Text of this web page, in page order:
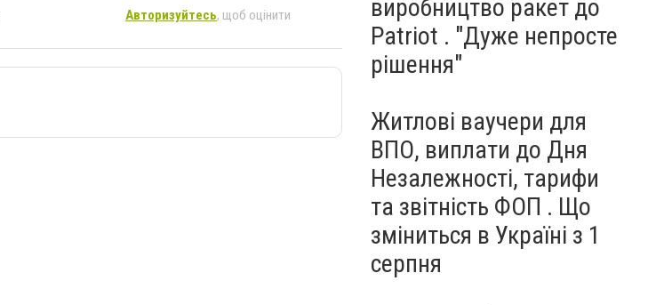
Авторизуйтесь, щоб оцінити
виробництво ракет до
Patriot . "Дуже непросте
рішення"
Житлові ваучери для
ВПО, виплати до Дня
Незалежності, тарифи
та звітність ФОП . Що
зміниться в Україні з 1
серпня